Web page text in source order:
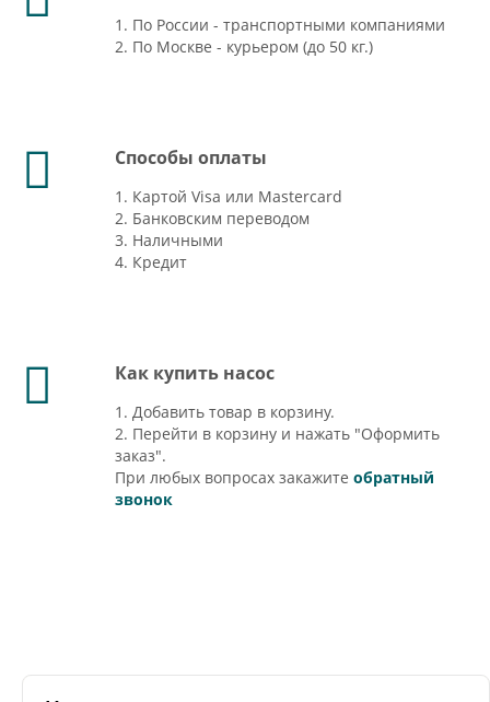
1. По России - транспортными компаниями
2. По Москве - курьером (до 50 кг.)
Способы оплаты
1. Картой Visa или Mastercard
2. Банковским переводом
3. Наличными
4. Кредит
Как купить насос
1. Добавить товар в корзину.
2. Перейти в корзину и нажать "Оформить
заказ".
При любых вопросах закажите обратный
звонок